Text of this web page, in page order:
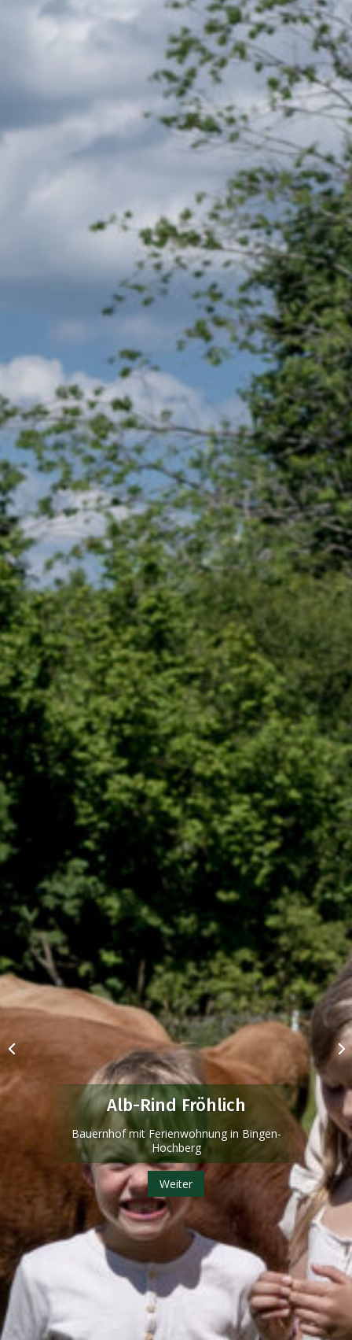
Alb-Rind Fröhlich
Bauernhof mit Ferienwohnung in Bingen-
Hochberg
Weiter